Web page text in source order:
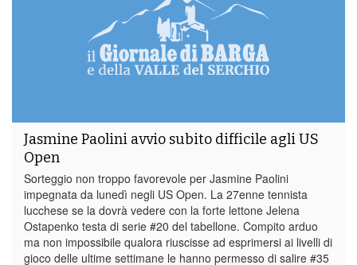
Jasmine Paolini avvio subito difficile agli US
Open
Sorteggio non troppo favorevole per Jasmine Paolini
impegnata da lunedì negli US Open. La 27enne tennista
lucchese se la dovrà vedere con la forte lettone Jelena
Ostapenko testa di serie #20 del tabellone. Compito arduo
ma non impossibile qualora riuscisse ad esprimersi ai livelli di
gioco delle ultime settimane le hanno permesso di salire #35